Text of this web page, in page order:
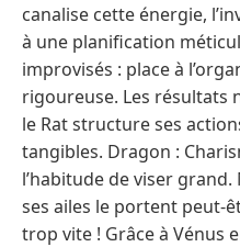
canalise cette énergie,
à une planification
improvisés : place à
rigoureuse. Les résultats
le Rat structure ses
tangibles. Dragon :
l’habitude de viser
ses ailes le portent peut-
trop vite ! Grâce à Vénus